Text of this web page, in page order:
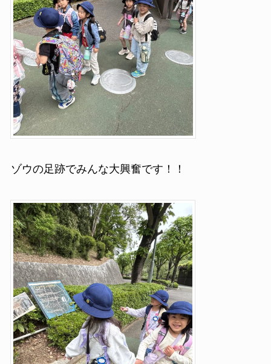
ゾウの足跡でみんな大興奮です！！